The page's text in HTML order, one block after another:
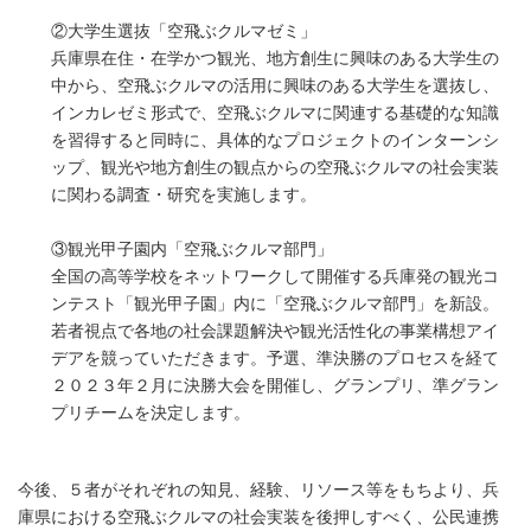
②大学生選抜「空飛ぶクルマゼミ」
兵庫県在住・在学かつ観光、地方創生に興味のある大学生の
中から、空飛ぶクルマの活用に興味のある大学生を選抜し、
インカレゼミ形式で、空飛ぶクルマに関連する基礎的な知識
を習得すると同時に、具体的なプロジェクトのインターンシ
ップ、観光や地方創生の観点からの空飛ぶクルマの社会実装
に関わる調査・研究を実施します。
③観光甲子園内「空飛ぶクルマ部門」
全国の高等学校をネットワークして開催する兵庫発の観光コ
ンテスト「観光甲子園」内に「空飛ぶクルマ部門」を新設。
若者視点で各地の社会課題解決や観光活性化の事業構想アイ
デアを競っていただきます。予選、準決勝のプロセスを経て
２０２３年２月に決勝大会を開催し、グランプリ、準グラン
プリチームを決定します。
今後、５者がそれぞれの知見、経験、リソース等をもちより、兵
庫県における空飛ぶクルマの社会実装を後押しすべく、公民連携